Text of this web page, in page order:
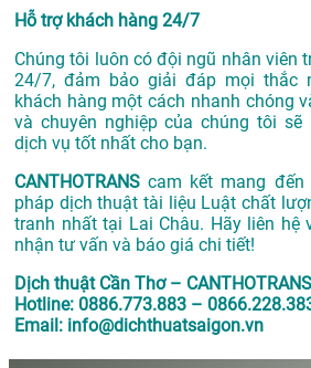
Hỗ trợ khách hàng 24/7
Chúng tôi luôn có đội ngũ nhân viên
24/7, đảm bảo giải đáp mọi thắc
khách hàng một cách nhanh chóng
và chuyên nghiệp của chúng tôi
dịch vụ tốt nhất cho bạn.
CANTHOTRANS cam kết mang
pháp dịch thuật tài liệu Luật chất
tranh nhất tại Lai Châu. Hãy liên hệ
nhận tư vấn và báo giá chi tiết!
Dịch thuật Cần Thơ – CANTHOTRANS
Hotline: 0886.773.883 –
Email: info@dichthuatsaigon.vn